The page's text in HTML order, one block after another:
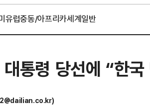
유럽중동/아프리카세계일반
통령 당선에 “한